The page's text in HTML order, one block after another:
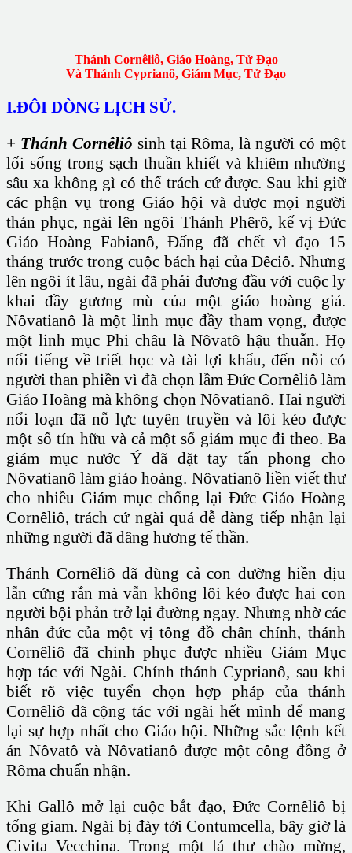
Thánh Cornêliô, Giáo Hoàng, Tử Đạo
Và Thánh Cyprianô, Giám Mục, Tử Đạo
I.ĐÔI DÒNG LỊCH SỬ.
+ Thánh Cornêliô sinh tại Rôma, là người có một
lối sống trong sạch thuần khiết và khiêm nhường
sâu xa không gì có thể trách cứ được. Sau khi giữ
các phận vụ trong Giáo hội và được mọi người
thán phục, ngài lên ngôi Thánh Phêrô, kế vị Đức
Giáo Hoàng Fabianô, Đấng đã chết vì đạo 15
tháng trước trong cuộc bách hại của Đêciô. Nhưng
lên ngôi ít lâu, ngài đã phải đương đầu với cuộc ly
khai đầy gương mù của một giáo hoàng giả.
Nôvatianô là một linh mục đầy tham vọng, được
một linh mục Phi châu là Nôvatô hậu thuẫn. Họ
nổi tiếng về triết học và tài lợi khẩu, đến nỗi có
người than phiền vì đã chọn lầm Đức Cornêliô làm
Giáo Hoàng mà không chọn Nôvatianô. Hai người
nổi loạn đã nỗ lực tuyên truyền và lôi kéo được
một số tín hữu và cả một số giám mục đi theo. Ba
giám mục nước Ý đã đặt tay tấn phong cho
Nôvatianô làm giáo hoàng. Nôvatianô liền viết thư
cho nhiều Giám mục chống lại Đức Giáo Hoàng
Cornêliô, trách cứ ngài quá dễ dàng tiếp nhận lại
những người đã dâng hương tế thần.
Thánh Cornêliô đã dùng cả con đường hiền dịu
lẫn cứng rắn mà vẫn không lôi kéo được hai con
người bội phản trở lại đường ngay. Nhưng nhờ các
nhân đức của một vị tông đồ chân chính, thánh
Cornêliô đã chinh phục được nhiều Giám Mục
hợp tác với Ngài. Chính thánh Cyprianô, sau khi
biết rõ việc tuyển chọn hợp pháp của thánh
Cornêliô đã cộng tác với ngài hết mình để mang
lại sự hợp nhất cho Giáo hội. Những sắc lệnh kết
án Nôvatô và Nôvatianô được một công đồng ở
Rôma chuẩn nhận.
Khi Gallô mở lại cuộc bắt đạo, Đức Cornêliô bị
tống giam. Ngài bị đày tới Contumcella, bây giờ là
Civita Vecchina. Trong một lá thư chào mừng,